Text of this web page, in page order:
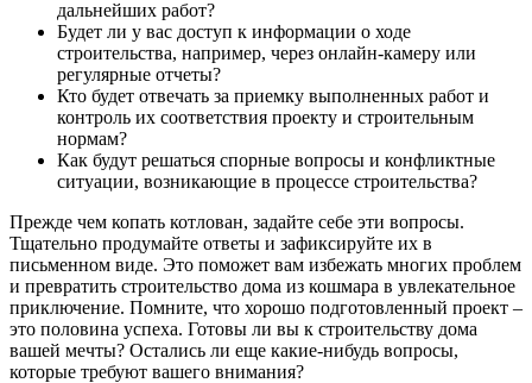
дальнейших работ?
Будет ли у вас доступ к информации о ходе
строительства, например, через онлайн-камеру или
регулярные отчеты?
Кто будет отвечать за приемку выполненных работ и
контроль их соответствия проекту и строительным
нормам?
Как будут решаться спорные вопросы и конфликтные
ситуации, возникающие в процессе строительства?
Прежде чем копать котлован, задайте себе эти вопросы.
Тщательно продумайте ответы и зафиксируйте их в
письменном виде. Это поможет вам избежать многих проблем
и превратить строительство дома из кошмара в увлекательное
приключение. Помните, что хорошо подготовленный проект –
это половина успеха. Готовы ли вы к строительству дома
вашей мечты? Остались ли еще какие-нибудь вопросы,
которые требуют вашего внимания?